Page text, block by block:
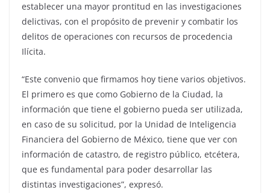
establecer una mayor prontitud en las investigaciones
delictivas, con el propósito de prevenir y combatir los
delitos de operaciones con recursos de procedencia
Ilícita.
“Este convenio que firmamos hoy tiene varios objetivos.
El primero es que como Gobierno de la Ciudad, la
información que tiene el gobierno pueda ser utilizada,
en caso de su solicitud, por la Unidad de Inteligencia
Financiera del Gobierno de México, tiene que ver con
información de catastro, de registro público, etcétera,
que es fundamental para poder desarrollar las
distintas investigaciones”, expresó.